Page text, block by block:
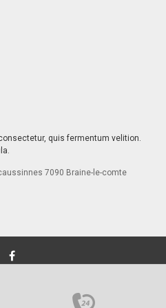
quis fermentum velition.
7090 Braine-le-comte